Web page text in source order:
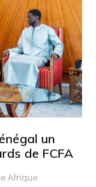
un
de FCFA
Afrique